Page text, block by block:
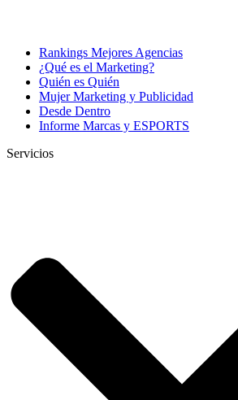
Rankings Mejores Agencias
¿Qué es el Marketing?
Quién es Quién
Mujer Marketing y Publicidad
Desde Dentro
Informe Marcas y ESPORTS
Servicios